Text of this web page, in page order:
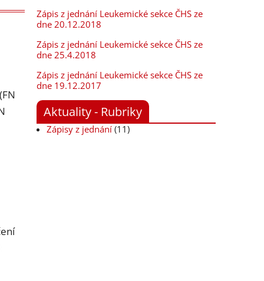
Zápis z jednání Leukemické sekce ČHS ze
dne 20.12.2018
Zápis z jednání Leukemické sekce ČHS ze
dne 25.4.2018
Zápis z jednání Leukemické sekce ČHS ze
dne 19.12.2017
Aktuality - Rubriky
Zápisy z jednání (11)